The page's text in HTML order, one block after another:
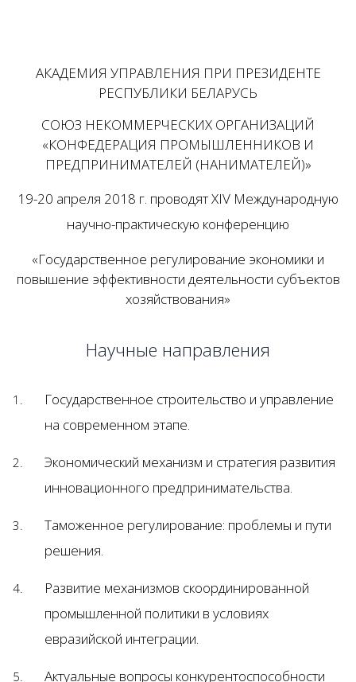
АКАДЕМИЯ УПРАВЛЕНИЯ ПРИ ПРЕЗИДЕНТЕ
РЕСПУБЛИКИ БЕЛАРУСЬ
СОЮЗ НЕКОММЕРЧЕСКИХ ОРГАНИЗАЦИЙ
«КОНФЕДЕРАЦИЯ ПРОМЫШЛЕННИКОВ И
ПРЕДПРИНИМАТЕЛЕЙ (НАНИМАТЕЛЕЙ)»
19-20 апреля 2018 г. проводятXIV Международную
научно-практическую конференцию
«Государственное регулирование экономики и
повышение эффективности деятельности субъектов
хозяйствования»
Научные направления
Государственное строительство и управление
на современном этапе.
Экономический механизм и стратегия развития
инновационного предпринимательства.
Таможенное регулирование: проблемы и пути
решения.
Развитие механизмов скоординированной
промышленной политики в условиях
евразийской интеграции.
Актуальные вопросы конкурентоспособности